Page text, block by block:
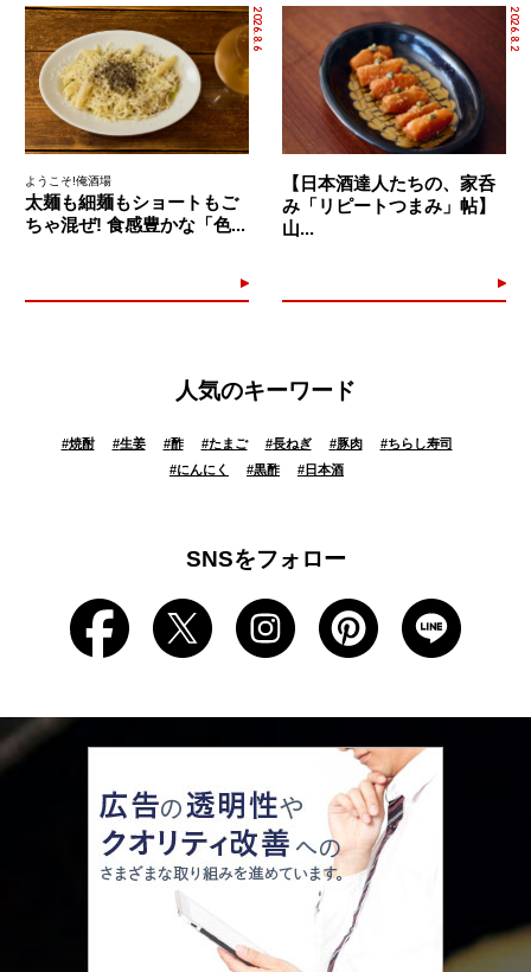
2026.8.6
ようこそ!俺酒場
太麺も細麺もショートもご
ちゃ混ぜ! 食感豊かな「色...
2026.8.2
【日本酒達人たちの、家呑
み「リピートつまみ」帖】
山...
人気のキーワード
#焼酎 #生姜 #酢 #たまご #長ねぎ #豚肉 #ちらし寿司
#にんにく #黒酢 #日本酒
SNSをフォロー